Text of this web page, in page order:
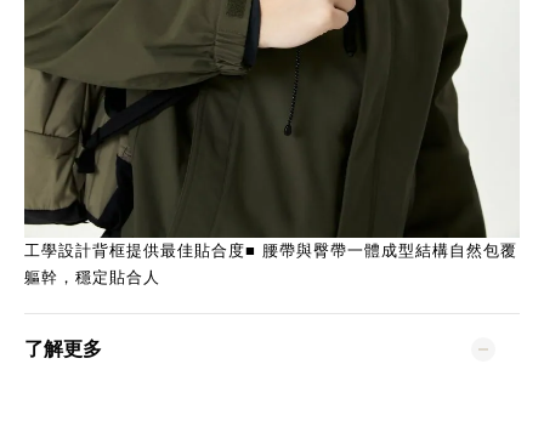
工學設計背框提供最佳貼合度■ 腰帶與臀帶一體成型結構自然包覆
軀幹，穩定貼合人
了解更多